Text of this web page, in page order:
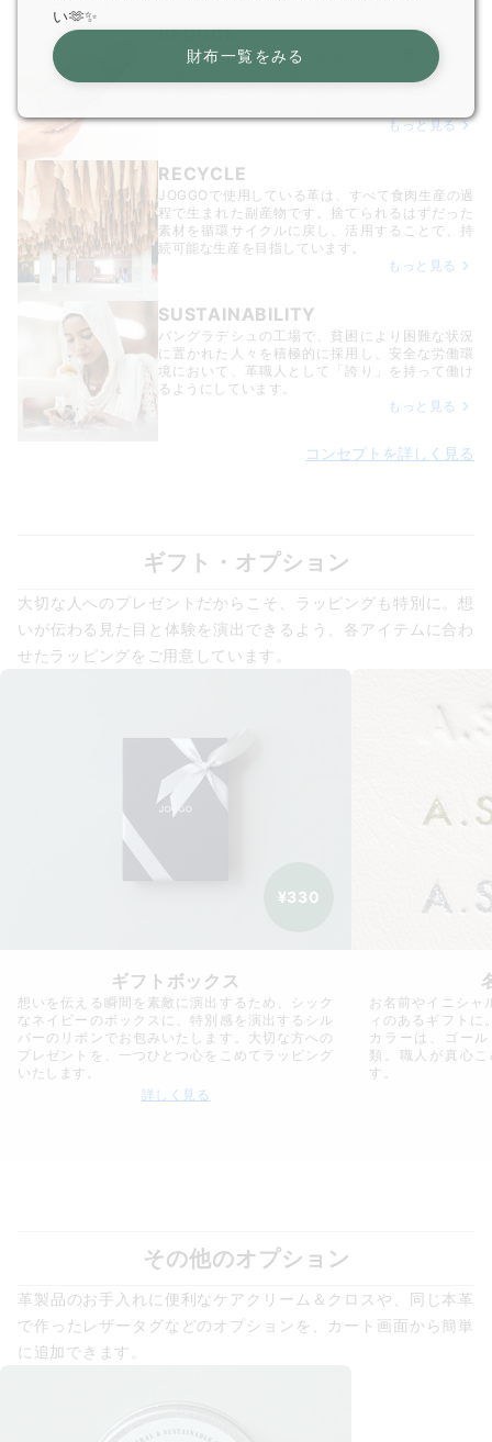
REDUCE
革は非常に耐久性の高い素材です。頻繁に物を買
い替えるよりも、愛着を持って長く使えるアイテ
もっと見る
RECYCLE
JOGGOで使用している革は、すべて食肉生産の過
程で生まれた副産物です。捨てられるはずだった
素材を循環サイクルに戻し、活用することで、持
続可能な生産を目指しています。
もっと見る
SUSTAINABILITY
バングラデシュの工場で、貧困により困難な状況
に置かれた人々を積極的に採用し、安全な労働環
境において、革職人として「誇り」を持って働け
るようにしています。
もっと見る
コンセプトを詳しく見る
ギフト・オプション
大切な人へのプレゼントだからこそ、ラッピングも特別に。想
いが伝わる見た目と体験を演出できるよう、各アイテムに合わ
せたラッピングをご用意しています。
¥330
ギフトボックス
想いを伝える瞬間を素敵に演出するため、シック
なネイビーのボックスに、特別感を演出するシル
バーのリボンでお包みいたします。大切な方への
プレゼントを、一つひとつ心をこめてラッピング
いたします。
詳しく見る
お名前やイニシャ
ィのあるギフトに
カラーは、ゴー
類。職人が真心
す。
その他のオプション
革製品のお手入れに便利なケアクリーム＆クロスや、同じ本革
で作ったレザータグなどのオプションを、カート画面から簡単
に追加できます。
い🫶✨
財布一覧をみる